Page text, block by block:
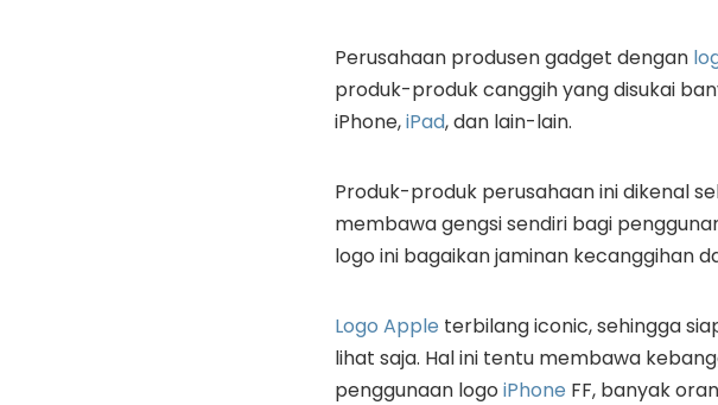
Perusahaan produsen gadget dengan
produk-produk canggih yang disukai
iPhone,iPad, dan lain-lain.
Produk-produk perusahaan ini dikenal
membawa gengsi sendiri bagi
logo ini bagaikan jaminan kecanggihan
Logo Apple terbilang iconic, sehingga
lihat saja. Hal ini tentu membawa
penggunaan logo iPhone FF, banyak